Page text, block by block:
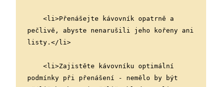
pečlivě, abyste nenarušili jeho kořeny ani
listy.</li>
podmínky při přenášení - nemělo by být